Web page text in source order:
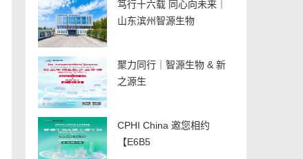
笃行十六载 同心向未来｜
山东滨州智源生物
聚力同行｜智源生物 & 新
之源生
CPHI China 邀您相约
【E6B5